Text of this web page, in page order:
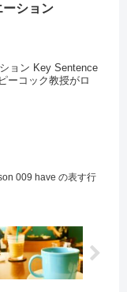
ション
ョン Key Sentence
ーコック教授がロ
009 have の表す行